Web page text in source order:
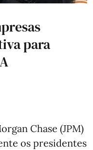
para
Chase (JPM)
os presidentes